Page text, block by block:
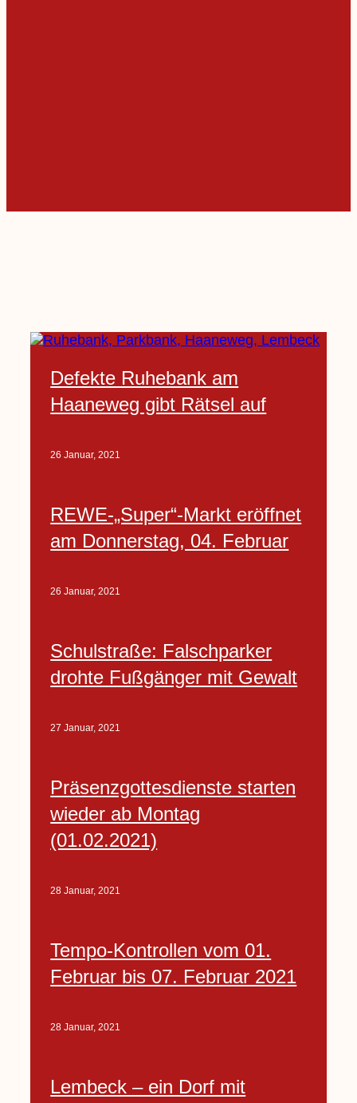
Defekte Ruhebank am
Haaneweg gibt Rätsel auf
26 Januar, 2021
REWE-„Super“-Markt eröffnet
am Donnerstag, 04. Februar
26 Januar, 2021
Schulstraße: Falschparker
drohte Fußgänger mit Gewalt
27 Januar, 2021
Präsenzgottesdienste starten
wieder ab Montag
(01.02.2021)
28 Januar, 2021
Tempo-Kontrollen vom 01.
Februar bis 07. Februar 2021
28 Januar, 2021
Lembeck – ein Dorf mit